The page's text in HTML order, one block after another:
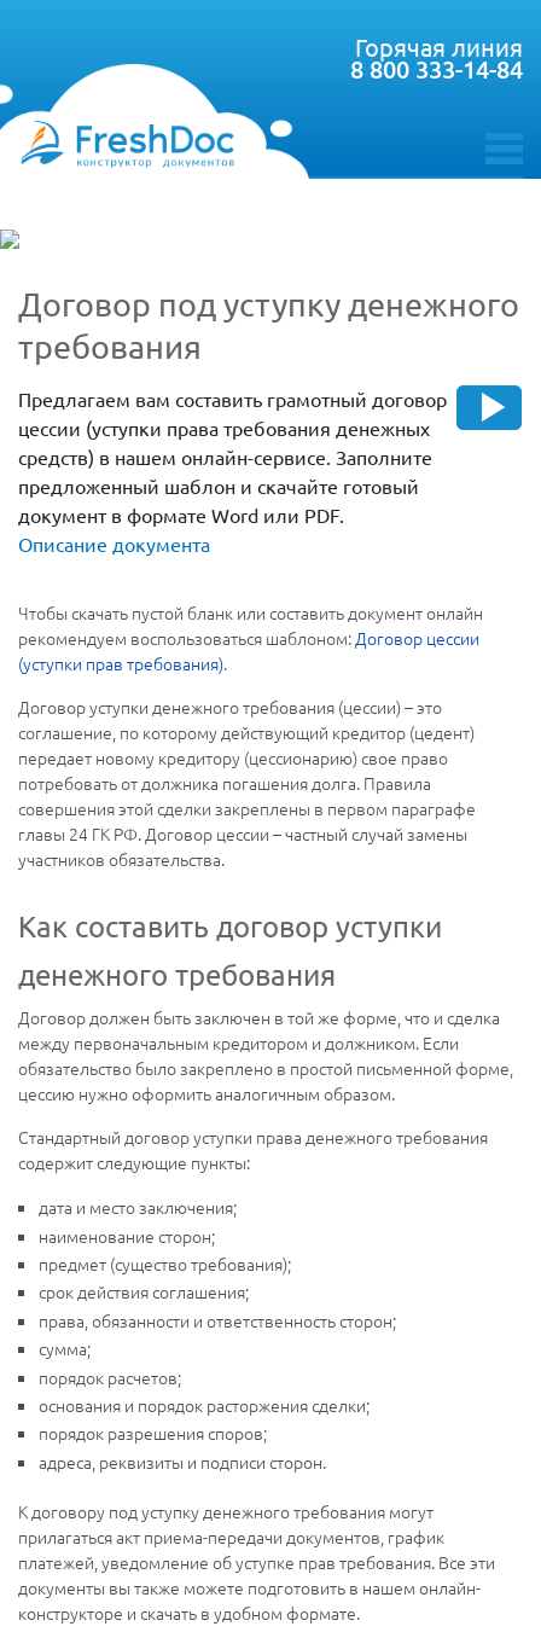
toggle
Горячая линия
8 800 333-14-84
Договор под уступку денежного
требования
Предлагаем вам составить грамотный договор
цессии (уступки права требования денежных
средств) в нашем онлайн-сервисе. Заполните
предложенный шаблон и скачайте готовый
документ в формате Word или PDF.
Описание документа
Чтобы скачать пустой бланк или составить документ онлайн
рекомендуем воспользоваться шаблоном:Договор цессии
(уступки прав требования).
Договор уступки денежного требования (цессии) – это
соглашение, по которому действующий кредитор (цедент)
передает новому кредитору (цессионарию) свое право
потребовать от должника погашения долга. Правила
совершения этой сделки закреплены в первом параграфе
главы 24 ГК РФ. Договор цессии – частный случай замены
участников обязательства.
Как составить договор уступки
денежного требования
Договор должен быть заключен в той же форме, что и сделка
между первоначальным кредитором и должником. Если
обязательство было закреплено в простой письменной форме,
цессию нужно оформить аналогичным образом.
Стандартный договор уступки права денежного требования
содержит следующие пункты:
дата и место заключения;
наименование сторон;
предмет (существо требования);
срок действия соглашения;
права, обязанности и ответственность сторон;
сумма;
порядок расчетов;
основания и порядок расторжения сделки;
порядок разрешения споров;
адреса, реквизиты и подписи сторон.
К договору под уступку денежного требования могут
прилагаться акт приема-передачи документов, график
платежей, уведомление об уступке прав требования. Все эти
документы вы также можете подготовить в нашем онлайн-
конструкторе и скачать в удобном формате.